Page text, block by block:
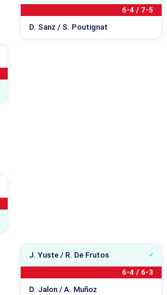
6-4 / 7-5
D. Sanz / S. Poutignat
J. Yuste / R. De Frutos
6-4 / 6-3
D. Jalon / A. Muñoz